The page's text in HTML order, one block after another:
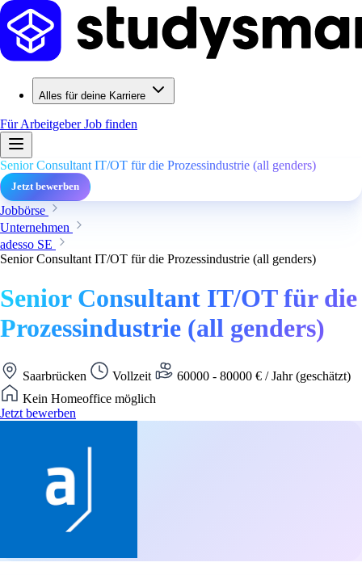
Alles für deine Karriere
Für ArbeitgeberJob finden
Senior Consultant IT/OT für die Prozessindustrie (all genders)
Jetzt bewerben
Jobbörse
Unternehmen
adesso SE
Senior Consultant IT/OT für die Prozessindustrie (all genders)
Senior Consultant IT/OT für die
Prozessindustrie (all genders)
Saarbrücken Vollzeit
60000 - 80000 € / Jahr (geschätzt)
Kein Homeoffice möglich
Jetzt bewerben